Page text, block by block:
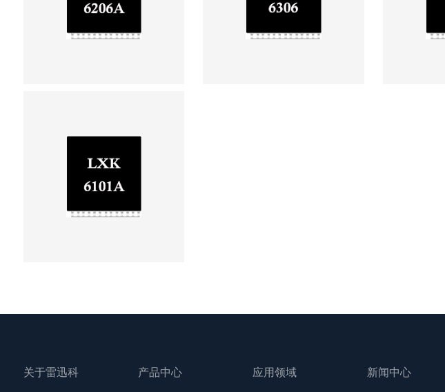
关于雷迅科 产品中心 应用领域 新闻中心